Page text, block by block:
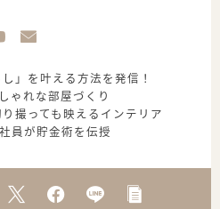
」を叶える方法を発信！
ゃれな部屋づくり
撮っても映えるインテリア
員が貯金術を伝授